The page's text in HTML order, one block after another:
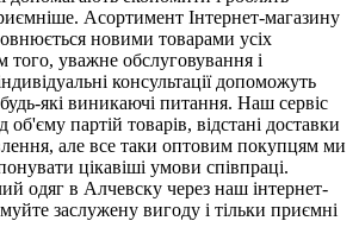
Асортимент Інтернет-магазину
новими товарами усіх
того, уважне обслуговування і
консультації допоможуть
які виникаючі питання. Наш сервіс
об'єму партій товарів, відстані доставки
але все таки оптовим покупцям ми
цікавіші умови співпраці.
одяг в Алчевску через наш інтернет-
заслужену вигоду і тільки приємні